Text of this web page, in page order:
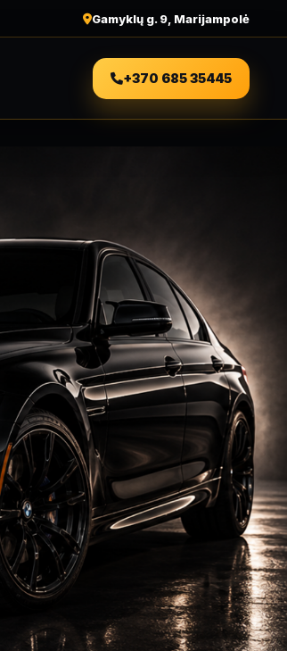
Gamyklų g. 9, Marijampolė
+370 685 35445